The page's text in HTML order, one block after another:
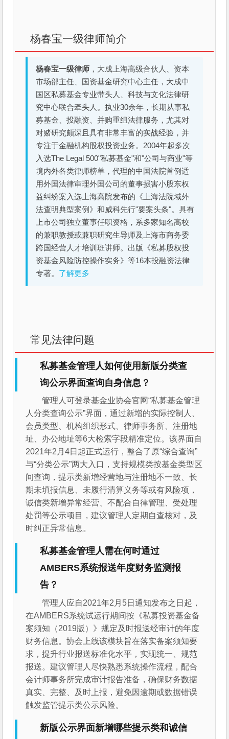
杨春宝一级律师简介
杨春宝一级律师 ，大成上海高级合伙人、资本
市场部主任、国资基金研究中心主任，大成中
国区私募基金专业带头人、科技与文化法律研
究中心联合牵头人。执业30余年，长期从事私
募基金、投融资、并购重组法律服务，尤其对
对赌研究颇深且具有非常丰富的实战经验，并
专注于金融机构股权投资业务。2004年起多次
入选The Legal 500"私募基金"和"公司与商业"等
境内外各类律师榜单，代理的中国法院首例适
用外国法律审理外国公司的董事损害小股东权
益纠纷案入选上海高院发布的《上海法院域外
法查明典型案例》和威科先行"要案头条"。具有
上市公司独立董事任职资格，系多家知名高校
的兼职教授或兼职研究生导师及上海市商务委
跨国经营人才培训班讲师。出版《私募股权投
资基金风险防控操作实务》等16本投融资法律
专著。 了解更多
常见法律问题
私募基金管理人如何使用新版分类查
询公示界面查询自身信息？
管理人可登录基金业协会官网“私募基金管理
人分类查询公示”界面，通过新增的实际控制人、
会员类型、机构组织形式、律师事务所、注册地
址、办公地址等6大检索字段精准定位。该界面自
2021年2月4日起正式运行，整合了原“综合查询”
与“分类公示”两大入口，支持规模类按基金类型区
间查询，提示类新增经营地与注册地不一致、长
期未填报信息、未履行清算义务等或有风险项，
诚信类新增异常经营、不配合自律管理、受处理
处罚等公示项目，建议管理人定期自查核对，及
时纠正异常信息。
私募基金管理人需在何时通过
AMBERS系统报送年度财务监测报
告？
管理人应自2021年2月5日通知发布之日起，
在AMBERS系统试运行期间按《私募投资基金备
案须知（2019版）》规定及时报送经审计的年度
财务信息。协会上线该模块旨在落实备案须知要
求，提升行业报送标准化水平，实现统一、规范
报送。建议管理人尽快熟悉系统操作流程，配合
会计师事务所完成审计报告准备，确保财务数据
真实、完整、及时上报，避免因逾期或数据错误
触发监管提示类公示风险。
新版公示界面新增哪些提示类和诚信